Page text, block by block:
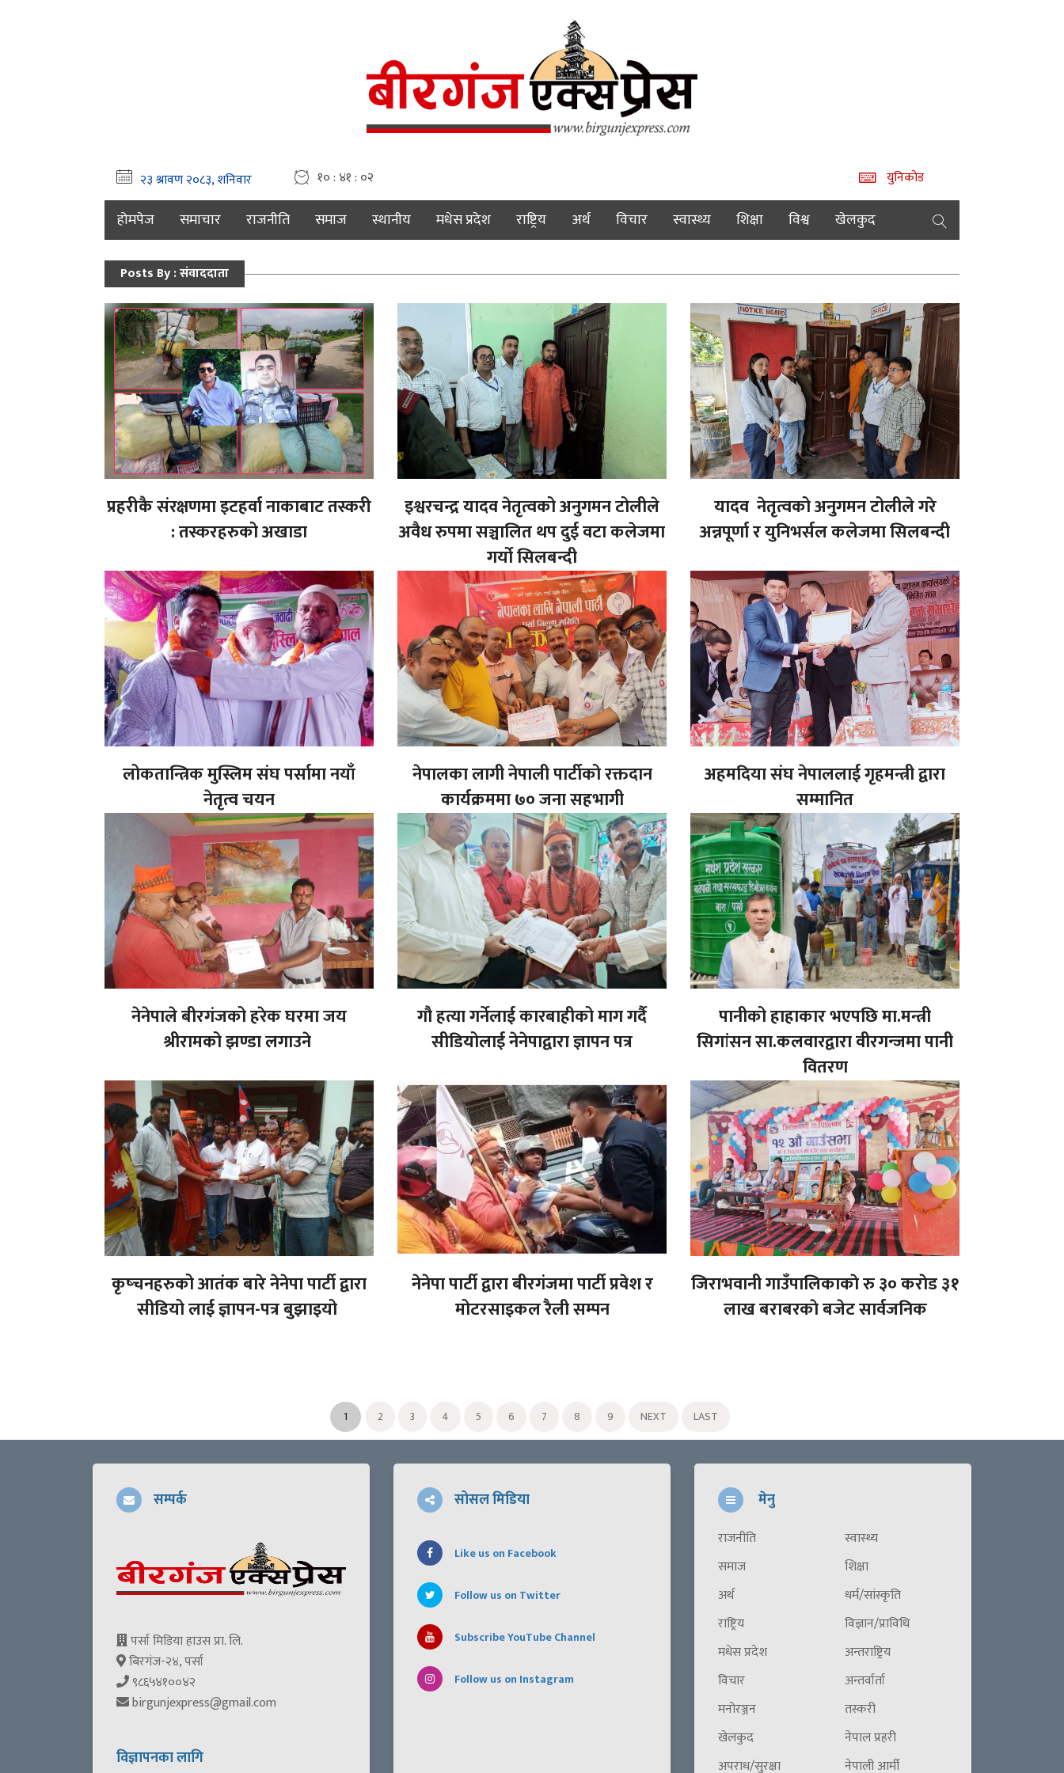
१० : ४१ : ०३ युनिकोड
होमपेज समाचार राजनीति समाज स्थानीय मधेस प्रदेश राष्ट्रिय अर्थ विचार स्वास्थ्य शिक्षा विश्व खेलकुद
Posts By : संवाददाता
प्रहरीकै संरक्षणमा इटहर्वा नाकाबाट तस्करी
: तस्करहरुको अखाडा
इश्वरचन्द्र यादव नेतृत्वको अनुगमन टोलीले
अवैध रुपमा सञ्चालित थप दुई वटा कलेजमा
गर्यो सिलबन्दी
यादव नेतृत्वको अनुगमन टोलीले गरे
अन्नपूर्णा र युनिभर्सल कलेजमा सिलबन्दी
लोकतान्त्रिक मुस्लिम संघ पर्सामा नयाँ
नेतृत्व चयन
नेपालका लागी नेपाली पार्टीको रक्तदान
कार्यक्रममा ७० जना सहभागी
अहमदिया संघ नेपाललाई गृहमन्त्री द्वारा
सम्मानित
नेनेपाले बीरगंजको हरेक घरमा जय
श्रीरामको झण्डा लगाउने
गौ हत्या गर्नेलाई कारबाहीको माग गर्दै
सीडियोलाई नेनेपाद्वारा ज्ञापन पत्र
पानीको हाहाकार भएपछि मा.मन्त्री
सिगांसन सा.कलवारद्वारा वीरगन्जमा पानी
वितरण
कृष्चनहरुको आतंक बारे नेनेपा पार्टी द्वारा
सीडियो लाई ज्ञापन-पत्र बुझाइयो
नेनेपा पार्टी द्वारा बीरगंजमा पार्टी प्रवेश र
मोटरसाइकल रैली सम्पन
जिराभवानी गाउँपालिकाकाे रु ३० कराेड ३१
लाख बराबरकाे बजेट सार्वजनिक
1 2 3 4 5 6 7 8 9 NEXT LAST
सम्पर्क
पर्सा मिडिया हाउस प्रा. लि.
बिरगंज-२४, पर्सा
९८६५४१००४२
birgunjexpress@gmail.com
विज्ञापनका लागि
सोसल मिडिया
Like us on Facebook
Follow us on Twitter
Subscribe YouTube Channel
Follow us on Instagram
मेनु
राजनीति
समाज
अर्थ
राष्ट्रिय
मधेस प्रदेश
विचार
मनोरञ्जन
खेलकुद
अपराध/सुरक्षा
स्वास्थ्य
शिक्षा
धर्म/सांस्कृति
विज्ञान/प्राविधि
अन्तराष्ट्रिय
अन्तर्वार्ता
तस्करी
नेपाल प्रहरी
नेपाली आर्मी